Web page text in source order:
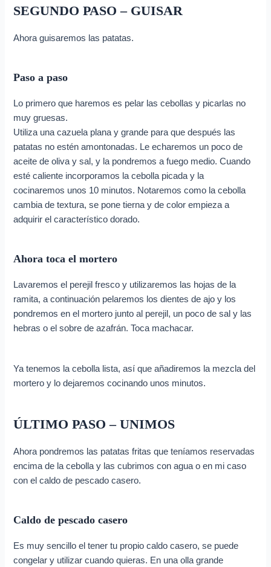
SEGUNDO PASO – GUISAR
Ahora guisaremos las patatas.
Paso a paso
Lo primero que haremos es pelar las cebollas y picarlas no
muy gruesas.
Utiliza una cazuela plana y grande para que después las
patatas no estén amontonadas. Le echaremos un poco de
aceite de oliva y sal, y la pondremos a fuego medio. Cuando
esté caliente incorporamos la cebolla picada y la
cocinaremos unos 10 minutos. Notaremos como la cebolla
cambia de textura, se pone tierna y de color empieza a
adquirir el característico dorado.
Ahora toca el mortero
Lavaremos el perejil fresco y utilizaremos las hojas de la
ramita, a continuación pelaremos los dientes de ajo y los
pondremos en el mortero junto al perejil, un poco de sal y las
hebras o el sobre de azafrán. Toca machacar.
Ya tenemos la cebolla lista, así que añadiremos la mezcla del
mortero y lo dejaremos cocinando unos minutos.
ÚLTIMO PASO – UNIMOS
Ahora pondremos las patatas fritas que teníamos reservadas
encima de la cebolla y las cubrimos con agua o en mi caso
con el caldo de pescado casero.
Caldo de pescado casero
Es muy sencillo el tener tu propio caldo casero, se puede
congelar y utilizar cuando quieras. En una olla grande